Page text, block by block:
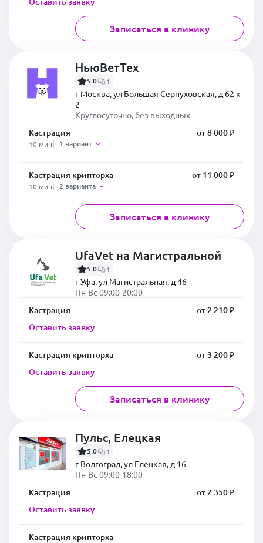
Записаться в клинику
НьюВетТех
5.0 1
г Москва, ул Большая Серпуховская, д 62 к
2
Круглосуточно, без выходных
Кастрация
10 мин 1 вариант
от 8 000 ₽
Кастрация крипторха
10 мин 2 варианта
от 11 000 ₽
Записаться в клинику
UfaVet на Магистральной
5.0 1
г Уфа, ул Магистральная, д 46
Пн-Вс 09:00-20:00
Кастрация
от 2 210 ₽
Оставить заявку
Кастрация крипторха
от 3 200 ₽
Оставить заявку
Записаться в клинику
Пульс, Елецкая
5.0 1
г Волгоград, ул Елецкая, д 16
Пн-Вс 09:00-18:00
Кастрация
от 2 350 ₽
Оставить заявку
Кастрация крипторха